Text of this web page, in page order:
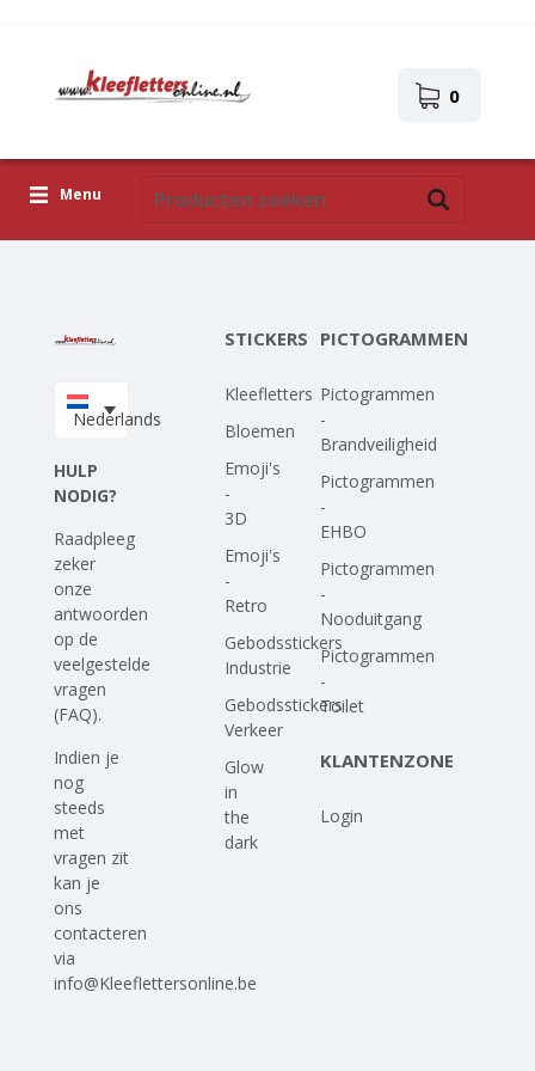
0
Menu
Upload je eigen ontwerp
Nederlands
HULP
NODIG?
Raadpleeg
zeker
onze
antwoorden
op de
veelgestelde
vragen
(FAQ).
Indien je
nog
steeds
met
vragen zit
kan je
ons
contacteren
via
info@Kleeflettersonline.be
STICKERS
Kleefletters
Bloemen
Emoji's
-
3D
Emoji's
-
Retro
Gebodsstickers
Industrie
Gebodsstickers
Verkeer
Glow
in
the
dark
PICTOGRAMMEN
Pictogrammen
-
Brandveiligheid
Pictogrammen
-
EHBO
Pictogrammen
-
Nooduitgang
Pictogrammen
-
Toilet
KLANTENZONE
Login